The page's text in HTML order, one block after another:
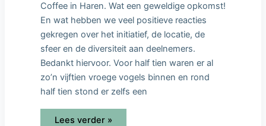
Coffee in Haren. Wat een geweldige opkomst!
En wat hebben we veel positieve reacties
gekregen over het initiatief, de locatie, de
sfeer en de diversiteit aan deelnemers.
Bedankt hiervoor. Voor half tien waren er al
zo’n vijftien vroege vogels binnen en rond
half tien stond er zelfs een
Lees verder »